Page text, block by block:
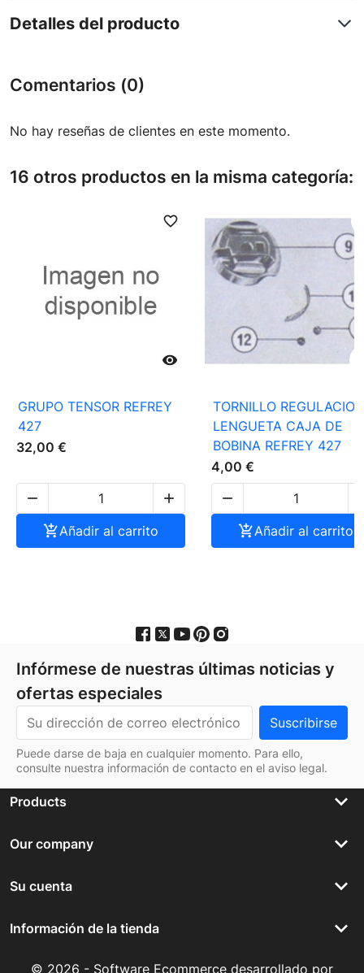
Detalles del producto
Comentarios (0)
No hay reseñas de clientes en este momento.
16 otros productos en la misma categoría:

favorite_border
GRUPO TENSOR REFREY
427
32,00 €


Añadir al carrito
TORNILLO REGULACION
LENGUETA CAJA DE
BOBINA REFREY 427
4,00 €

Añadir al carrito
Infórmese de nuestras últimas noticias y
ofertas especiales
Puede darse de baja en cualquier momento. Para ello,
consulte nuestra información de contacto en el aviso legal.
Products keyboard_arrow_down
Our company keyboard_arrow_down
Su cuenta keyboard_arrow_down
Información de la tienda keyboard_arrow_down
© 2026 - Software Ecommerce desarrollado por